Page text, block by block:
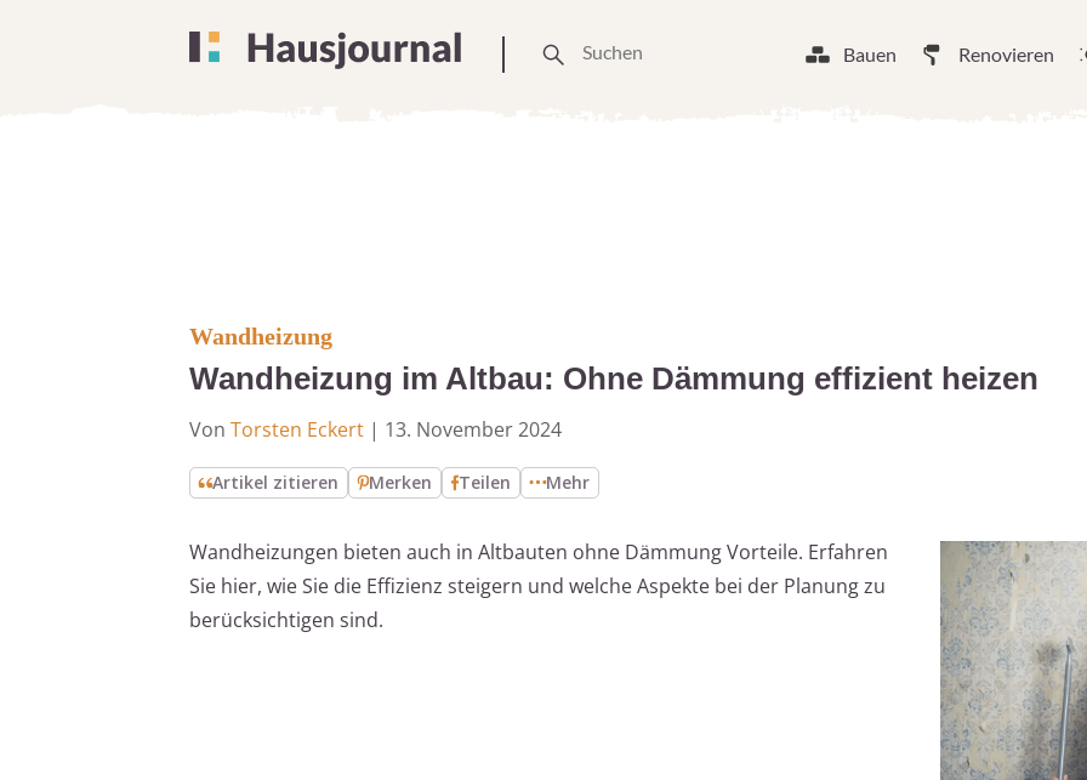
Bauen Renovieren
Wandheizung
Wandheizung im Altbau: Ohne Dämmung effizient heizen
Von Torsten Eckert | 13. November 2024
Artikel zitieren Merken Teilen Mehr
Wandheizungen bieten auch in Altbauten ohne Dämmung Vorteile. Erfahren
Sie hier, wie Sie die Effizienz steigern und welche Aspekte bei der Planung zu
berücksichtigen sind.